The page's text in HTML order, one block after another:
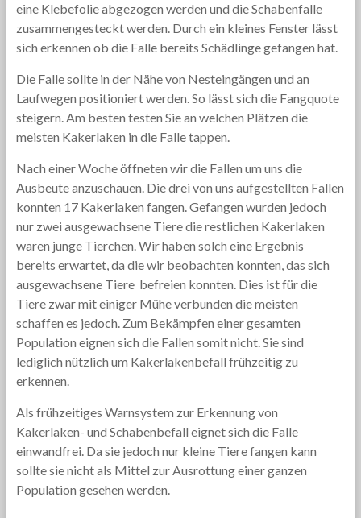
eine Klebefolie abgezogen werden und die Schabenfalle
zusammengesteckt werden. Durch ein kleines Fenster lässt
sich erkennen ob die Falle bereits Schädlinge gefangen hat.
Die Falle sollte in der Nähe von Nesteingängen und an
Laufwegen positioniert werden. So lässt sich die Fangquote
steigern. Am besten testen Sie an welchen Plätzen die
meisten Kakerlaken in die Falle tappen.
Nach einer Woche öffneten wir die Fallen um uns die
Ausbeute anzuschauen. Die drei von uns aufgestellten Fallen
konnten 17 Kakerlaken fangen. Gefangen wurden jedoch
nur zwei ausgewachsene Tiere die restlichen Kakerlaken
waren junge Tierchen. Wir haben solch eine Ergebnis
bereits erwartet, da die wir beobachten konnten, das sich
ausgewachsene Tiere befreien konnten. Dies ist für die
Tiere zwar mit einiger Mühe verbunden die meisten
schaffen es jedoch. Zum Bekämpfen einer gesamten
Population eignen sich die Fallen somit nicht. Sie sind
lediglich nützlich um Kakerlakenbefall frühzeitig zu
erkennen.
Als frühzeitiges Warnsystem zur Erkennung von
Kakerlaken- und Schabenbefall eignet sich die Falle
einwandfrei. Da sie jedoch nur kleine Tiere fangen kann
sollte sie nicht als Mittel zur Ausrottung einer ganzen
Population gesehen werden.